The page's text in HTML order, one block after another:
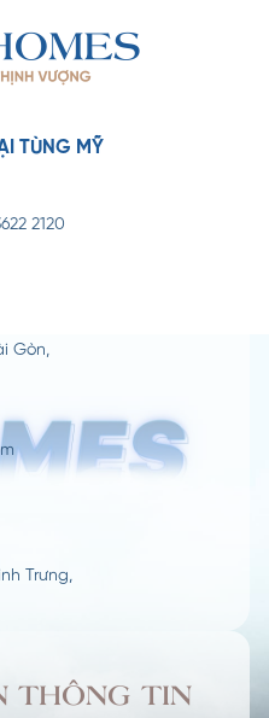
TÙNG MỸ
2120
Gòn,
Trưng,
THÔNG TIN